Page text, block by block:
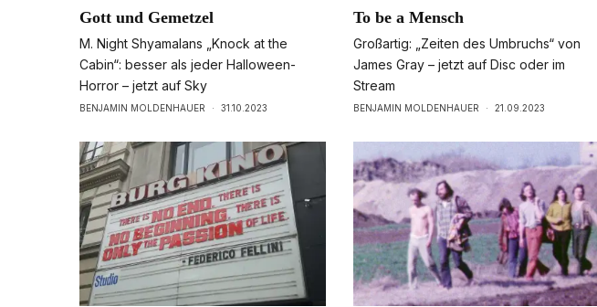
Gott und Gemetzel
M. Night Shyamalans „Knock at the
Cabin“: besser als jeder Halloween-
Horror – jetzt auf Sky
BENJAMIN MOLDENHAUER · 31.10.2023
To be a Mensch
Großartig: „Zeiten des Umbruchs“ von
James Gray – jetzt auf Disc oder im
Stream
BENJAMIN MOLDENHAUER · 21.09.2023